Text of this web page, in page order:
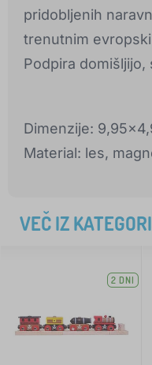
pridobljenih
trenutnim
Podpira
Dimenzije:
Material: les,
VEČ IZ
2 DNI